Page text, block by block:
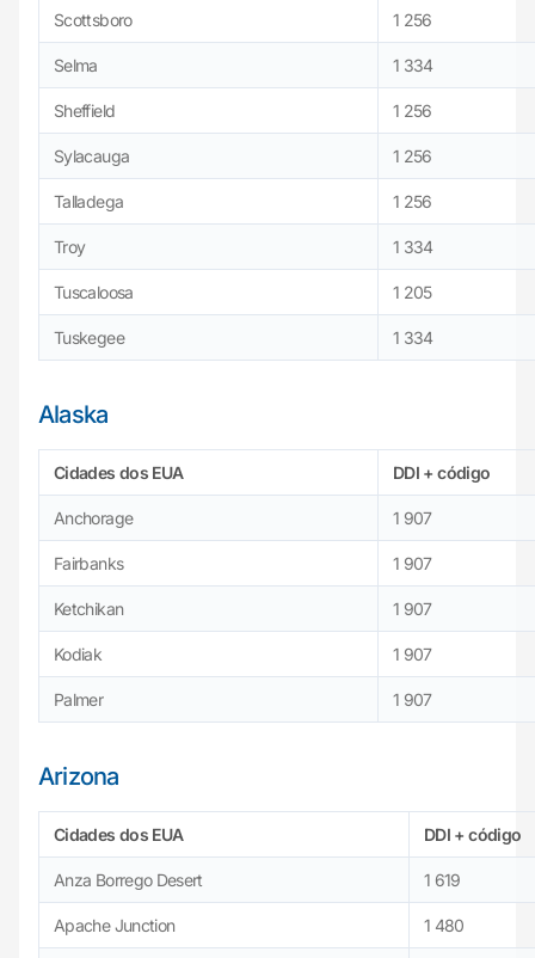
Scottsboro 1 256
Selma 1 334
Sheffield 1 256
Sylacauga 1 256
Talladega 1 256
Troy 1 334
Tuscaloosa 1 205
Tuskegee 1 334
Alaska
Cidades dos EUA DDI + código
Anchorage 1 907
Fairbanks 1 907
Ketchikan 1 907
Kodiak 1 907
Palmer 1 907
Arizona
Cidades dos EUA DDI + código
Anza Borrego Desert 1 619
Apache Junction 1 480